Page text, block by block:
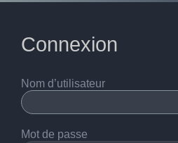
Connexion
Nom d’utilisateur
Mot de passe